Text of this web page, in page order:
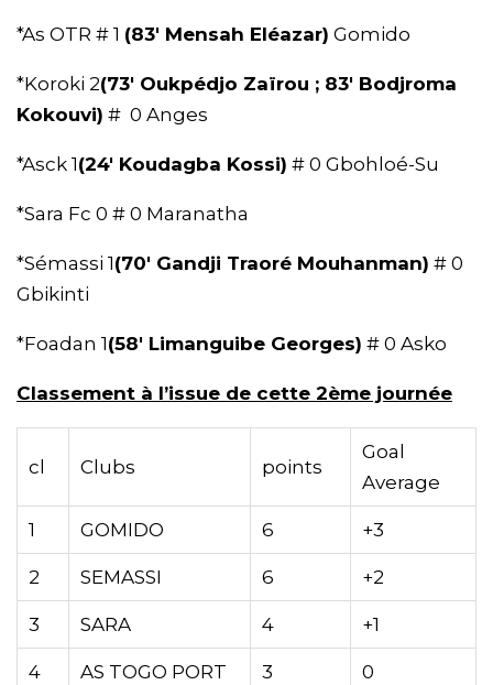
*As OTR # 1 (83′ Mensah Eléazar) Gomido
*Koroki 2(73′ Oukpédjo Zaïrou ; 83′ Bodjroma
Kokouvi) # 0 Anges
*Asck 1(24′ Koudagba Kossi) # 0 Gbohloé-Su
*Sara Fc 0 # 0 Maranatha
*Sémassi 1(70′ Gandji Traoré Mouhanman) # 0
Gbikinti
*Foadan 1(58′ Limanguibe Georges) # 0 Asko
Classement à l’issue de cette 2ème journée
cl Clubs points
Goal
Average
1 GOMIDO 6 +3
2 SEMASSI 6 +2
3 SARA 4 +1
4 AS TOGO PORT 3 0